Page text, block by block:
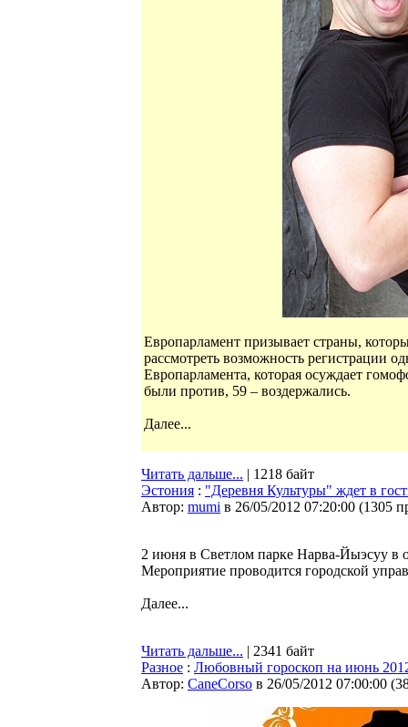
Европарламент призывает страны,
рассмотреть возможность регистрации
Европарламента, которая осуждает
были против, 59 – воздержались.
Далее...
Читать дальше... | 1218 байт
Эстония : "Деревня Культуры" ждет в
Автор: mumi в 26/05/2012 07:20:00 (1305
2 июня в Светлом парке Нарва-Йыэсуу в
Мероприятие проводится городской
Далее...
Читать дальше... | 2341 байт
Разное : Любовный гороскоп на июнь 2012
Автор: CaneCorso в 26/05/2012 07:00:00 (